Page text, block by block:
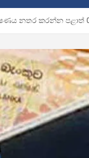
නතර කරන්න පළාත්